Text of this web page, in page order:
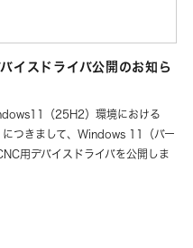
スドライバ公開のお知ら
（25H2）環境における
つきまして、Windows 11（バー
用デバイスドライバを公開しま